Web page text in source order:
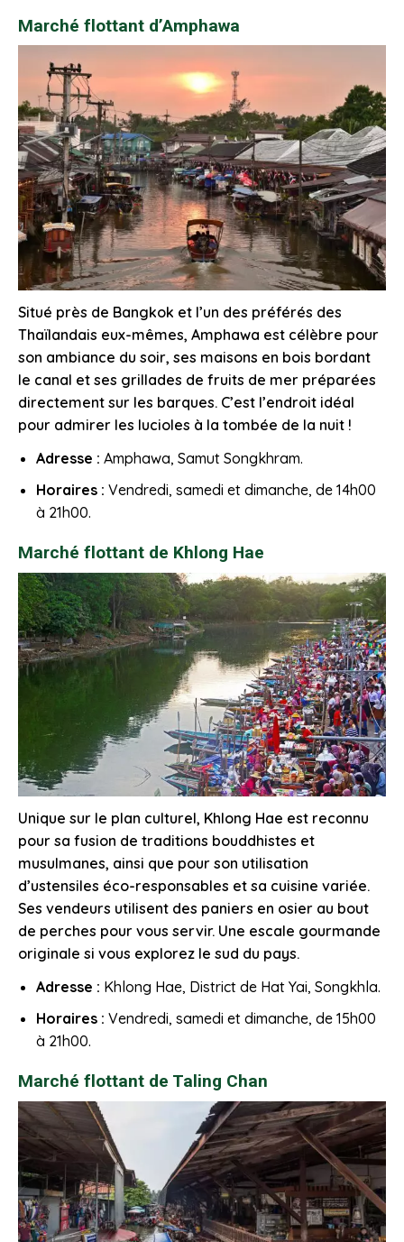
Marché flottant d’Amphawa
Situé près de Bangkok et l’un des préférés des
Thaïlandais eux-mêmes, Amphawa est célèbre pour
son ambiance du soir, ses maisons en bois bordant
le canal et ses grillades de fruits de mer préparées
directement sur les barques. C’est l’endroit idéal
pour admirer les lucioles à la tombée de la nuit !
Adresse : Amphawa, Samut Songkhram.
Horaires : Vendredi, samedi et dimanche, de 14h00
à 21h00.
Marché flottant de Khlong Hae
Unique sur le plan culturel, Khlong Hae est reconnu
pour sa fusion de traditions bouddhistes et
musulmanes, ainsi que pour son utilisation
d’ustensiles éco-responsables et sa cuisine variée.
Ses vendeurs utilisent des paniers en osier au bout
de perches pour vous servir. Une escale gourmande
originale si vous explorez le sud du pays.
Adresse : Khlong Hae, District de Hat Yai, Songkhla.
Horaires : Vendredi, samedi et dimanche, de 15h00
à 21h00.
Marché flottant de Taling Chan